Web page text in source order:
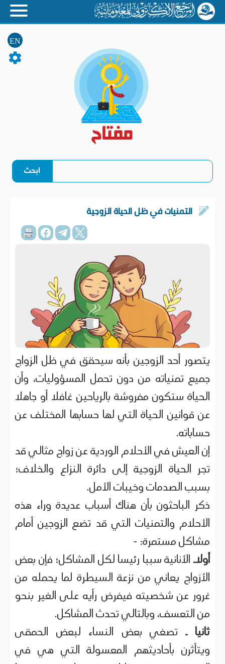
EN
التمنيات في ظل الحياة الزوجية
يتصور أحد الزوجين بأنه سيحقق في ظل الزواج
جميع تمنياته من دون تحمل المسؤوليات، وأن
الحياة ستكون مفروشة بالرياحين غافلا أو جاهلا
عن قوانين الحياة التي لها حسابها المختلف عن
حساباته.
إن العيش في الأحلام الوردية عن زواج مثالي قد
تجر الحياة الزوجية إلى دائرة النزاع والخلاف؛
بسبب الصدمات وخيبات الأمل.
ذكر الباحثون بأن هناك أسباب عديدة وراء هذه
الأحلام والتمنيات التي قد تضع الزوجين أمام
مشاكل مستمرة: -
أولاـ الأنانية سببا رئيسا لكل المشاكل؛ فإن بعض
الأزواج يعاني من نزعة السيطرة لما يحمله من
غرور عن شخصيته فيفرض رأيه على الغير بنحو
من التعسف، وبالتالي تحدث المشاكل.
ثانيا ـ تصغي بعض النساء لبعض الحمقى
ويتأثرن بأحاديثهم المعسولة التي هي في